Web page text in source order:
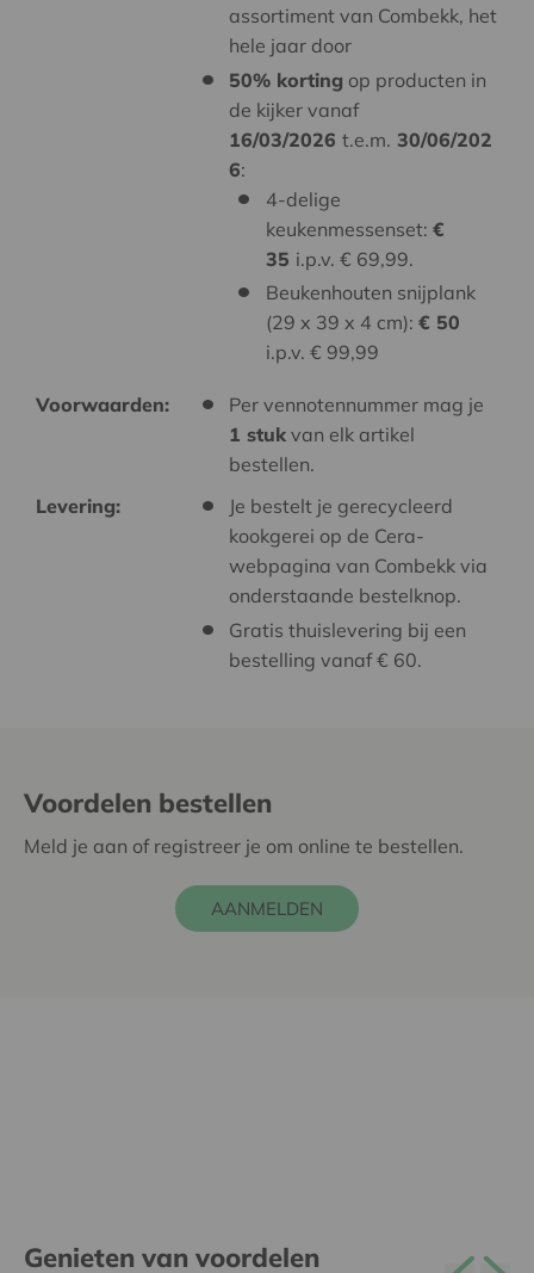
assortiment van Combekk, het
hele jaar door
50% korting op producten in
de kijker vanaf
16/03/2026t.e.m. 30/06/202
6:
4-delige
keukenmessenset: €
35 i.p.v. € 69,99.
Beukenhouten snijplank
(29 x 39 x 4 cm): € 50
i.p.v. € 99,99
Voorwaarden:
Per vennotennummer mag je
1 stuk van elk artikel
bestellen.
Levering:
Je bestelt je gerecycleerd
kookgerei op de Cera-
webpagina van Combekk via
onderstaande bestelknop.
Gratis thuislevering bij een
bestelling vanaf € 60.
Voordelen bestellen
Meld je aan of registreer je om online te bestellen.
AANMELDEN
Genieten van voordelen